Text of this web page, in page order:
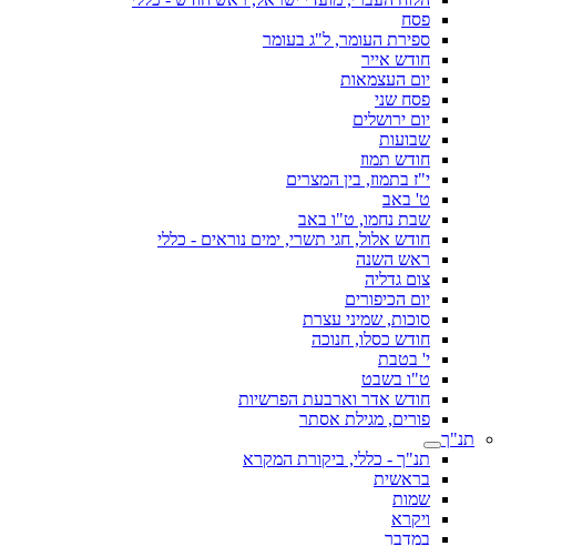
פסח
ספירת העומר, ל"ג בעומר
חודש אייר
יום העצמאות
פסח שני
יום ירושלים
שבועות
חודש תמוז
י"ז בתמוז, בין המצרים
ט' באב
שבת נחמו, ט"ו באב
חודש אלול, חגי תשרי, ימים נוראים - כללי
ראש השנה
צום גדליה
יום הכיפורים
סוכות, שמיני עצרת
חודש כסלו, חנוכה
י' בטבת
ט"ו בשבט
חודש אדר וארבעת הפרשיות
פורים, מגילת אסתר
תנ"ך
תנ"ך - כללי, ביקורת המקרא
בראשית
שמות
ויקרא
במדבר